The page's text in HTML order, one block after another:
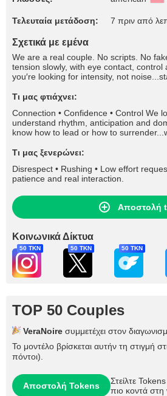
Τελευταία μετάδοση: 7 πριν από
Σχετικά με εμένα
We are a real couple. No scripts. No
tension slowly, with eye contact, control
you′re looking for intensity, not
Τι μας φτιάχνει:
Connection • Confidence • Control We
understand rhythm, anticipation and
know how to lead or how to
Τι μας ξενερώνει:
Disrespect • Rushing • Low effort
patience and real interaction.
Αποστολή
Κοινωνικά Δίκτυα
50 TKN 50 TKN 50 TKN
TOP 50 Couples
VeraNoire συμμετέχει στον
Το μοντέλο βρίσκεται αυτήν τη στιγμή
πόντοι).
Αποστολή Tokens Στείλτε
πιο κοντά στη